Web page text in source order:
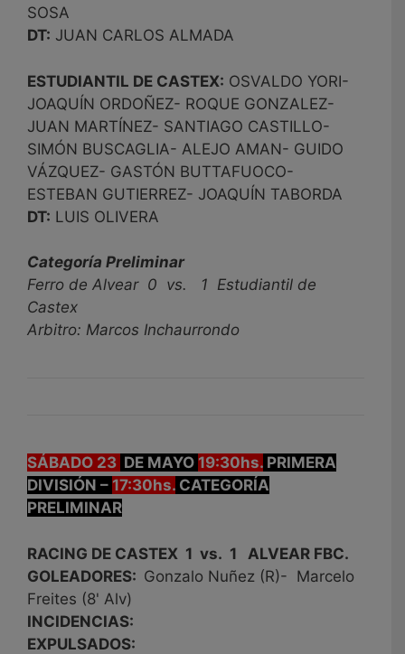
SOSA
DT: JUAN CARLOS ALMADA
ESTUDIANTIL DE CASTEX: OSVALDO YORI-
JOAQUÍN ORDOÑEZ- ROQUE GONZALEZ-
JUAN MARTÍNEZ- SANTIAGO CASTILLO-
SIMÓN BUSCAGLIA- ALEJO AMAN- GUIDO
VÁZQUEZ- GASTÓN BUTTAFUOCO-
ESTEBAN GUTIERREZ- JOAQUÍN TABORDA
DT: LUIS OLIVERA
Categoría Preliminar
Ferro de Alvear 0 vs. 1 Estudiantil de
Castex
Arbitro: Marcos Inchaurrondo
SÁBADO 23 DE MAYO 19:30hs. PRIMERA
DIVISIÓN – 17:30hs. CATEGORÍA
PRELIMINAR
RACING DE CASTEX 1 vs. 1 ALVEAR FBC.
GOLEADORES: Gonzalo Nuñez (R)- Marcelo
Freites (8' Alv)
INCIDENCIAS:
EXPULSADOS: